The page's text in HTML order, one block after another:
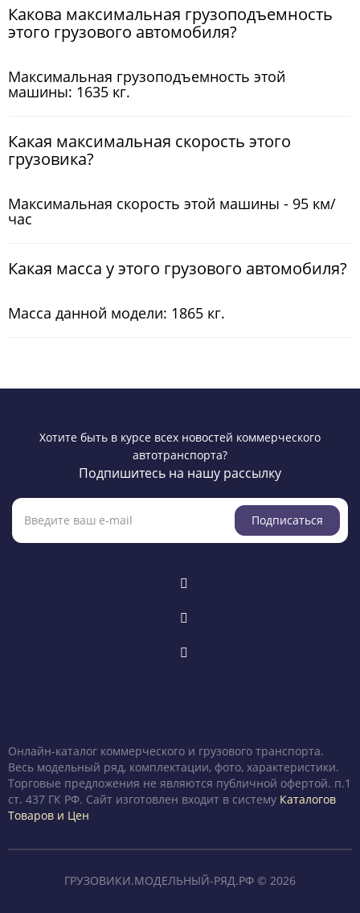
Какова максимальная грузоподъемность
этого грузового автомобиля?
Максимальная грузоподъемность этой
машины: 1635 кг.
Какая максимальная скорость этого
грузовика?
Максимальная скорость этой машины - 95 км/
час
Какая масса у этого грузового автомобиля?
Масса данной модели: 1865 кг.
Хотите быть в курсе всех новостей коммерческого
автотранспорта?
Подпишитесь на нашу рассылку
Подписаться
Онлайн-каталог коммерческого и грузового транспорта.
Весь модельный ряд, комплектации, фото, характеристики.
Торговые предложения не являются публичной офертой. п.1
ст. 437 ГК РФ. Сайт изготовлен входит в систему Каталогов
Товаров и Цен
ГРУЗОВИКИ.МОДЕЛЬНЫЙ-РЯД.РФ © 2026